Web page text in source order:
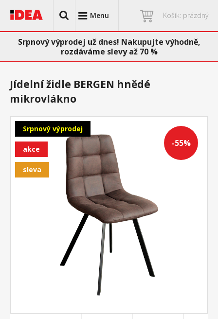
Menu Košík: prázdný
Srpnový výprodej už dnes! Nakupujte výhodně,
rozdáváme slevy až 70 %
-55%
Srpnový výprodej
akce
sleva
Jídelní židle BERGEN hnědé
mikrovlákno